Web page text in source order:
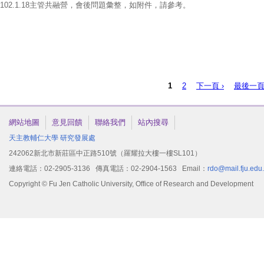
102.1.18主管共融營，會後問題彙整，如附件，請參考。
1 2 下一頁 › 最後一
網站地圖 意見回饋 聯絡我們 站內搜尋
天主教輔仁大學 研究發展處
242062新北市新莊區中正路510號（羅耀拉大樓一樓SL101）
連絡電話：02-2905-3136 傳真電話：02-2904-1563 Email：
Copyright © Fu Jen Catholic University, Office of Research and Development